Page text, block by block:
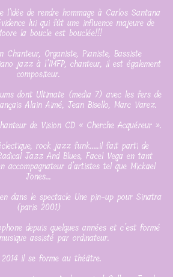
l'idée de rendre hommage à Carlos Santana
lui qui fût une influence majeure de
la boucle est bouclée!!!
Chanteur, Organiste, Pianiste, Bassiste
jazz à l’IMFP, chanteur, il est également
compositeur.
dont Ultimate (media 7) avec les fers de
Alain Aimé, Jean Bisello, Marc Varez.
de Vision CD « Cherche Acquéreur ».
rock jazz funk…..il fait parti de
Jazz And Blues, Facel Vega en tant
accompagnateur d’artistes tel que Mickael
Jones…
dans le spectacle Une pin-up pour Sinatra
(paris 2001)
depuis quelques années et c’est formé
assisté par ordinateur.
2014 il se forme au théâtre.